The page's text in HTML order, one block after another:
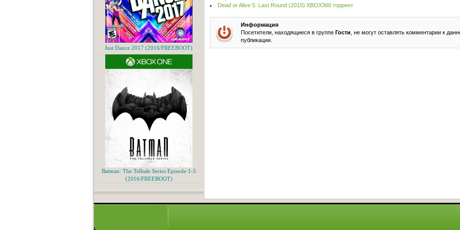
Dead or Alive 5: Last Round (2015) XBOX360 торрент
Информация
Посетители, находящиеся в группе Гости , не могут оставлять комментарии к
публикации.
Just Dance 2017 (2016/FREEBOOT)
Batman: The Telltale Series Episode 1-5
(2016/FREEBOOT)